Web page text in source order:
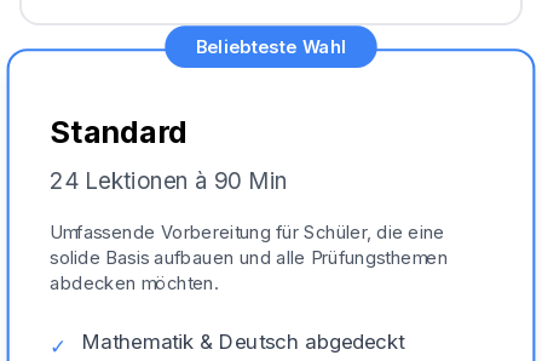
Beliebteste Wahl
Standard
24 Lektionen à 90 Min
Umfassende Vorbereitung für Schüler, die eine
solide Basis aufbauen und alle Prüfungsthemen
abdecken möchten.
✓ Mathematik & Deutsch abgedeckt